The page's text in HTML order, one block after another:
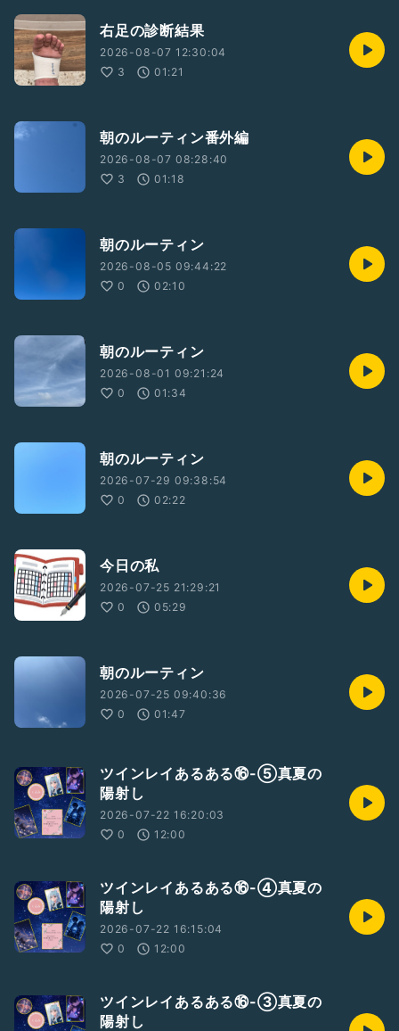
右足の診断結果
2026-08-07 12:30:04
3
01:21
朝のルーティン番外編
2026-08-07 08:28:40
3
01:18
朝のルーティン
2026-08-05 09:44:22
0
02:10
朝のルーティン
2026-08-01 09:21:24
0
01:34
朝のルーティン
2026-07-29 09:38:54
0
02:22
今日の私
2026-07-25 21:29:21
0
05:29
朝のルーティン
2026-07-25 09:40:36
0
01:47
ツインレイあるある⑯-⑤真夏の
陽射し
2026-07-22 16:20:03
0
12:00
ツインレイあるある⑯-④真夏の
陽射し
2026-07-22 16:15:04
0
12:00
ツインレイあるある⑯-③真夏の
陽射し